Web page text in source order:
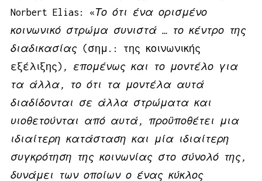
Norbert Elias: «Το ότι ένα ορισμένο
κοινωνικό στρώμα συνιστά … το κέντρο της
διαδικασίας (σημ.: της κοινωνικής
εξέλιξης) , επομένως και το μοντέλο για
τα άλλα, το ότι τα μοντέλα αυτά
διαδίδονται σε άλλα στρώματα και
υιοθετούνται από αυτά, προϋποθέτει μια
ιδιαίτερη κατάσταση και μία ιδιαίτερη
συγκρότηση της κοινωνίας στο σύνολό της,
δυνάμει των οποίων ο ένας κύκλος